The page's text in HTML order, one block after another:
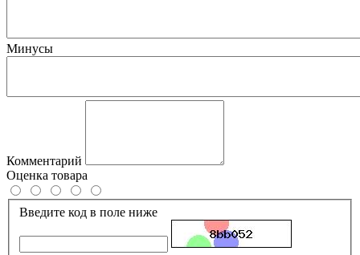
Минусы
Комментарий
Оценка товара
Введите код в поле ниже